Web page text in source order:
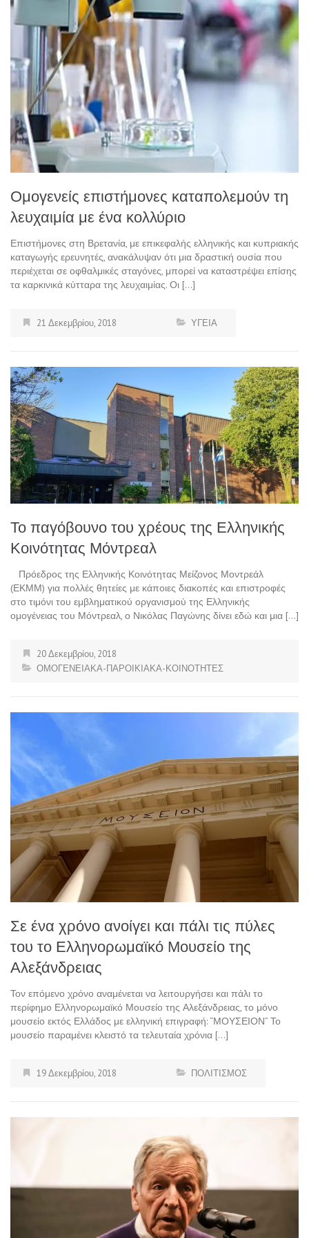
Ομογενείς επιστήμονες καταπολεμούν τη
λευχαιμία με ένα κολλύριο
Επιστήμονες στη Βρετανία, με επικεφαλής ελληνικής και κυπριακής
καταγωγής ερευνητές, ανακάλυψαν ότι μια δραστική ουσία που
περιέχεται σε οφθαλμικές σταγόνες, μπορεί να καταστρέψει επίσης
τα καρκινικά κύτταρα της λευχαιμίας. Οι […]
21 Δεκεμβρίου, 2018 ΥΓΕΙΑ
Το παγόβουνο του χρέους της Ελληνικής
Κοινότητας Μόντρεαλ
Πρόεδρος της Ελληνικής Κοινότητας Μείζονος Μοντρεάλ
(ΕΚΜΜ) για πολλές θητείες με κάποιες διακοπές και επιστροφές
στο τιμόνι του εμβληματικού οργανισμού της Ελληνικής
ομογένειας του Μόντρεαλ, ο Νικόλας Παγώνης δίνει εδώ και μια […]
20 Δεκεμβρίου, 2018
ΟΜΟΓΕΝΕΙΑΚΑ-ΠΑΡΟΙΚΙΑΚΑ-ΚΟΙΝΟΤΗΤΕΣ
Σε ένα χρόνο ανοίγει και πάλι τις πύλες
του το Ελληνορωμαϊκό Μουσείο της
Αλεξάνδρειας
Τον επόμενο χρόνο αναμένεται να λειτουργήσει και πάλι το
περίφημο Ελληνορωμαϊκό Μουσείο της Αλεξάνδρειας, το μόνο
μουσείο εκτός Ελλάδος με ελληνική επιγραφή: “ΜΟΥΣΕΙΟΝ” Το
μουσείο παραμένει κλειστό τα τελευταία χρόνια […]
19 Δεκεμβρίου, 2018 ΠΟΛΙΤΙΣΜΟΣ